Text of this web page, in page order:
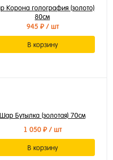
Корона голография (золото)
80см
945 ₽/ шт
В корзину
Шар Бутылка (золотая) 70см
1 050 ₽/ шт
В корзину